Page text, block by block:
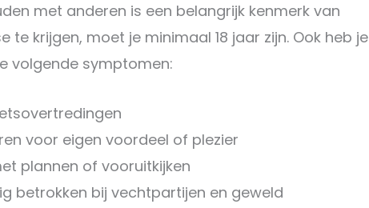
met anderen is een belangrijk kenmerk van
te krijgen, moet je minimaal 18 jaar zijn. Ook heb je
volgende symptomen:
voor eigen voordeel of plezier
plannen of vooruitkijken
betrokken bij vechtpartijen en geweld